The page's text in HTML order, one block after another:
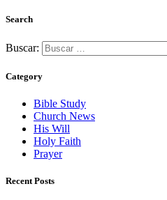
Search
Buscar:
Category
Bible Study
Church News
His Will
Holy Faith
Prayer
Recent Posts